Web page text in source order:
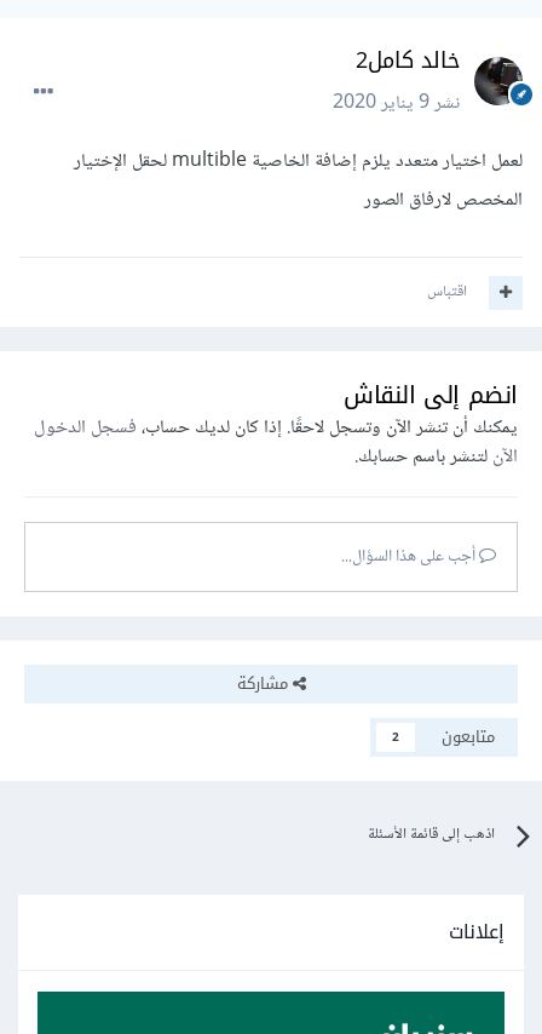
خالد كامل2
نشر9 يناير 2020
لعمل اختيار متعدد يلزم إضافة الخاصية multible لحقل الإختيار
المخصص لارفاق الصور
اقتباس
انضم إلى النقاش
يمكنك أن تنشر الآن وتسجل لاحقًا. إذا كان لديك حساب،فسجل الدخول
الآنلتنشر باسم حسابك.
أجب على هذا السؤال...
مشاركة
متابعون
2
اذهب إلى قائمة الأسئلة
إعلانات